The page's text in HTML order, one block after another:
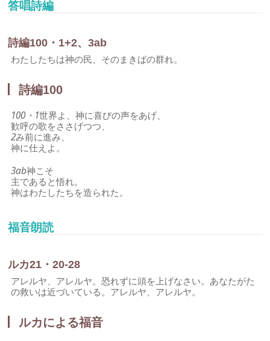
答唱詩編
詩編100・1+2、3ab
わたしたちは神の民、そのまきばの群れ。
詩編100
100・1世界よ、神に喜びの声をあげ、
歓呼の歌をささげつつ、
2み前に進み、
神に仕えよ。
3ab神こそ
主であると悟れ。
神はわたしたちを造られた。
福音朗読
ルカ21・20-28
アレルヤ、アレルヤ。恐れずに頭を上げなさい。あなたがた
の救いは近づいている。アレルヤ、アレルヤ。
ルカによる福音